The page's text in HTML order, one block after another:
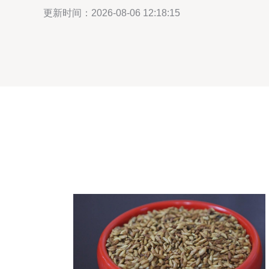
更新时间：2026-08-06 12:18:15